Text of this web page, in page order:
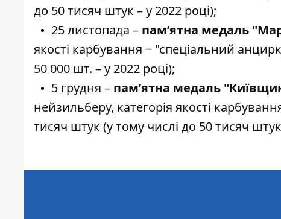
до 50 тисяч штук – у 2022 році);
25 листопада – пам’ятна медаль
якості карбування ‒ "спеціальний
50 000 шт. – у 2022 році);
5 грудня – пам’ятна медаль
нейзильберу, категорія якості
тисяч штук (у тому числі до 50 тисяч